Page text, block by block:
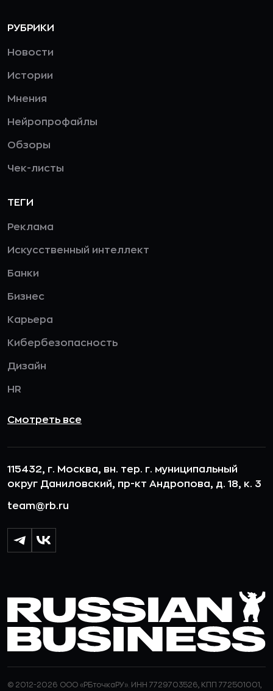
РУБРИКИ
Новости
Истории
Мнения
Нейропрофайлы
Обзоры
Чек-листы
ТЕГИ
Реклама
Искусственный интеллект
Банки
Бизнес
Карьера
Кибербезопасность
Дизайн
HR
Смотреть все
115432, г. Москва, вн. тер. г. муниципальный
округ Даниловский, пр-кт Андропова, д. 18, к. 3
team@rb.ru
© 2012-2026 ООО «РБточкаРУ». ИНН 7729703526, КПП 772501001,